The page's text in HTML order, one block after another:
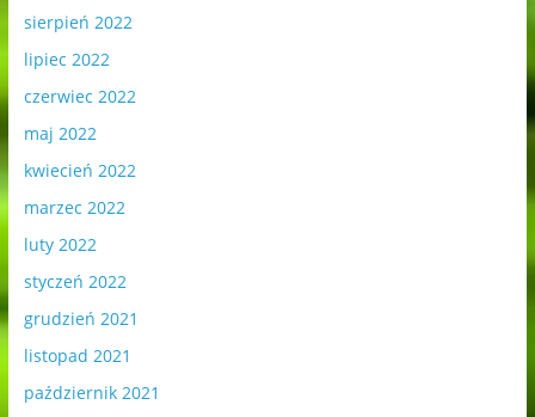
sierpień 2022
lipiec 2022
czerwiec 2022
maj 2022
kwiecień 2022
marzec 2022
luty 2022
styczeń 2022
grudzień 2021
listopad 2021
październik 2021